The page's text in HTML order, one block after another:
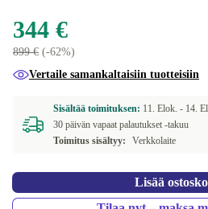
344 €
899 € (-62%)
Vertaile samankaltaisiin tuotteisiin
Sisältää toimituksen: 11. Elok. - 14.
30 päivän vapaat palautukset -takuu
Toimitus sisältyy:
Verkkolaite
Lisää